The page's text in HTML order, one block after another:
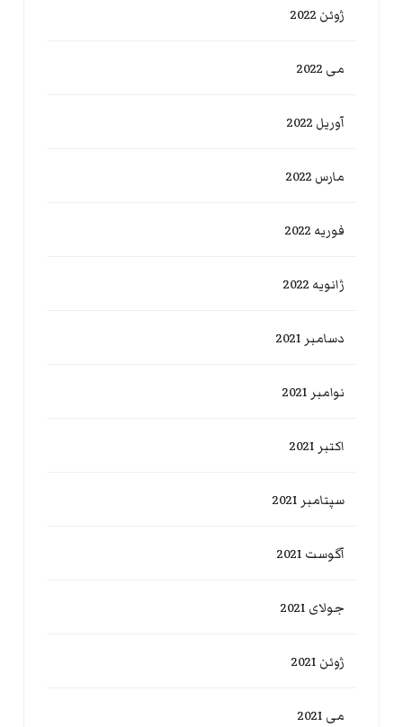
ژوئن 2022
می 2022
آوریل 2022
مارس 2022
فوریه 2022
ژانویه 2022
دسامبر 2021
نوامبر 2021
اکتبر 2021
سپتامبر 2021
آگوست 2021
جولای 2021
ژوئن 2021
می 2021